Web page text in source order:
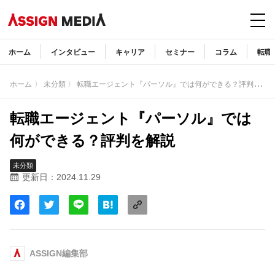
ホーム インタビュー キャリア セミナー コラム 転職
ホーム 〉 未分類 〉
転職エージェント『パーソル』では何ができる？評判を解説
転職エージェント『パーソル』では
何ができる？評判を解説
未分類
更新日：2024.11.29
ASSIGN編集部